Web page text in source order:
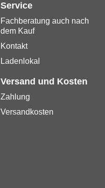
Service
Fachberatung auch nach
dem Kauf
Kontakt
Ladenlokal
Versand und Kosten
Zahlung
Versandkosten